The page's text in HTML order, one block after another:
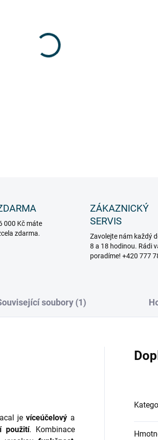
nerovném terénu. Lze jej
000 Kč máte
zdarma.
ZÁKAZNICKÝ
SERVIS
Zavolejte nám každý
8 a 18 hodinou. Rádi
poradíme! +420 777
soubory (1)
jevíceúčelový a
použití. Kombinace